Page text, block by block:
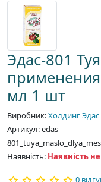
Эдас-801
мл 1 шт
Виробник:Холдинг
Артикул: edas-
Наявність: Наявність